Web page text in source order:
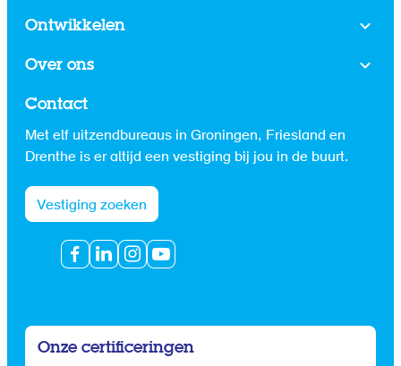
Ontwikkelen
Over ons
Contact
Met elf uitzendbureaus in Groningen, Friesland en
Drenthe is er altijd een vestiging bij jou in de buurt.
Vestiging zoeken
Onze certificeringen